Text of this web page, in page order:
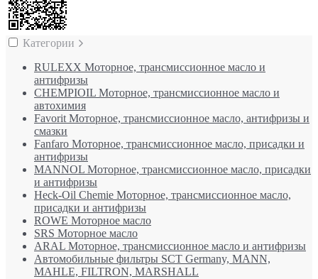
Категории
RULEXX Моторное, трансмиссионное масло и
антифризы
CHEMPIOIL Моторное, трансмиссионное масло и
автохимия
Favorit Моторное, трансмиссионное масло, антифризы и
смазки
Fanfaro Моторное, трансмиссионное масло, присадки и
антифризы
MANNOL Моторное, трансмиссионное масло, присадки
и антифризы
Heck-Oil Chemie Моторное, трансмиссионное масло,
присадки и антифризы
ROWE Моторное масло
SRS Моторное масло
ARAL Моторное, трансмиссионное масло и антифризы
Автомобильные фильтры SCT Germany, MANN,
MAHLE, FILTRON, MARSHALL